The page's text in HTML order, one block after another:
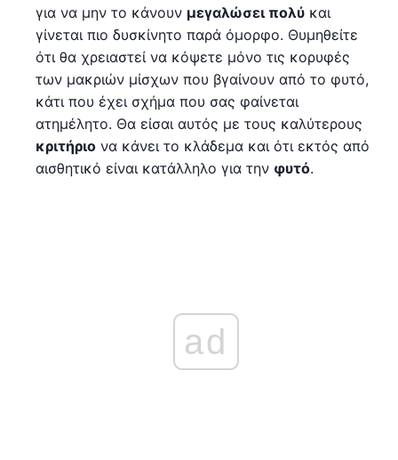
για να μην το κάνουν μεγαλώσει πολύ και
γίνεται πιο δυσκίνητο παρά όμορφο. Θυμηθείτε
ότι θα χρειαστεί να κόψετε μόνο τις κορυφές
των μακριών μίσχων που βγαίνουν από το φυτό,
κάτι που έχει σχήμα που σας φαίνεται
ατημέλητο. Θα είσαι αυτός με τους καλύτερους
κριτήριο να κάνει το κλάδεμα και ότι εκτός από
αισθητικό είναι κατάλληλο για την φυτό.
ad